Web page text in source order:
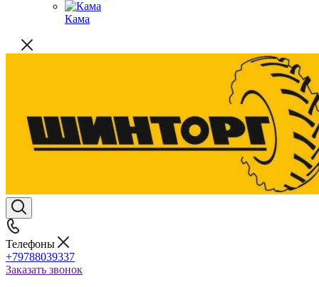
Кама
Телефоны
+79788039337
Заказать звонок